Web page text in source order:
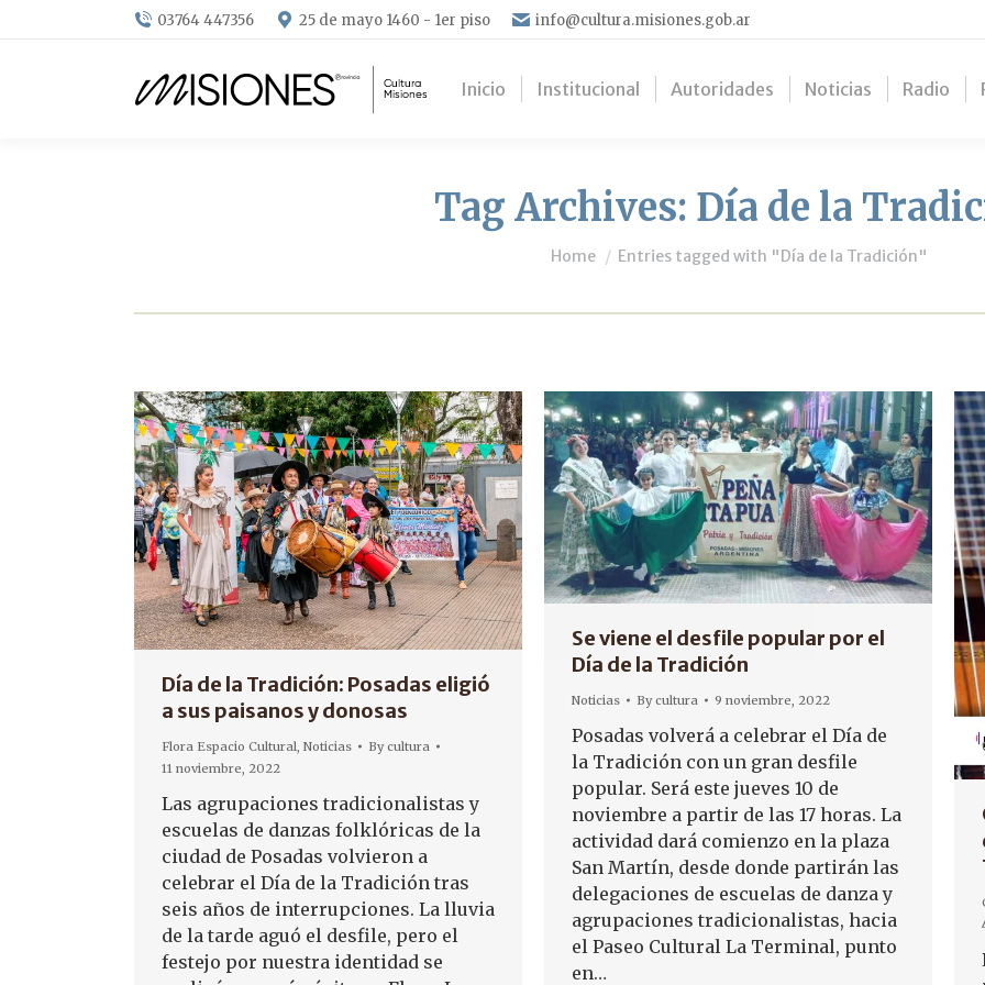
03764 447356 25 de mayo 1460 - 1er piso info@cultura.misiones.gob.ar
Inicio Institucional Autoridades Noticias Radio
Tag Archives: Día de la
You are here:
Home Entries tagged with "Día de la Tradición"
Día de la Tradición: Posadas eligió
a sus paisanos y donosas
Flora Espacio Cultural, Noticias Bycultura
11 noviembre, 2022
Las agrupaciones tradicionalistas y
escuelas de danzas folklóricas de la
ciudad de Posadas volvieron a
celebrar el Día de la Tradición tras
seis años de interrupciones. La lluvia
de la tarde aguó el desfile, pero el
festejo por nuestra identidad se
Se viene el desfile popular por el
Día de la Tradición
Noticias Bycultura 9 noviembre, 2022
Posadas volverá a celebrar el Día de
la Tradición con un gran desfile
popular. Será este jueves 10 de
noviembre a partir de las 17 horas. La
actividad dará comienzo en la plaza
San Martín, desde donde partirán las
delegaciones de escuelas de danza y
agrupaciones tradicionalistas, hacia
el Paseo Cultural La Terminal, punto
en…